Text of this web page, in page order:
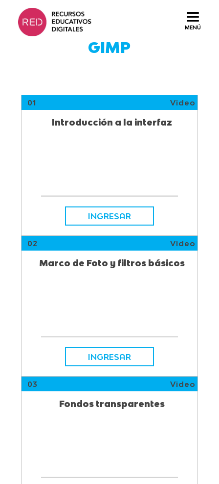
MENÚ
Saltar
contenido.
GIMP
01 Video
Introducción a la interfaz
INGRESAR
02 Video
Marco de Foto y filtros básicos
INGRESAR
03 Video
Fondos transparentes